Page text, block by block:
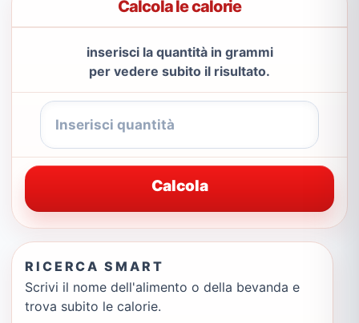
Calcola le calorie
inserisci la quantità in grammi
per vedere subito il risultato.
Calcola
RICERCA SMART
Scrivi il nome dell'alimento o della bevanda e
trova subito le calorie.